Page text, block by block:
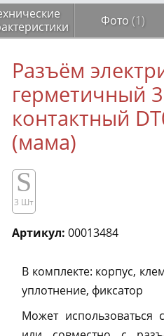
Фото(1)
Разъём
герметичный
контактный
(мама)
S
3 Шт
Артикул: 00013484
В комплекте: корпус,
уплотнение, фиксатор
Может использоваться